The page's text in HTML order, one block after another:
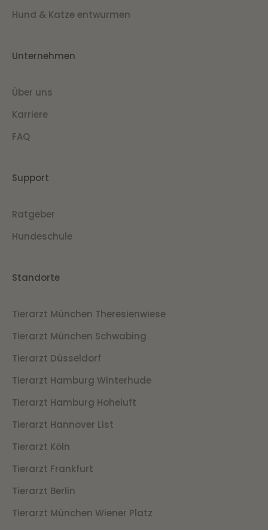
Hund & Katze entwurmen
Unternehmen
Über uns
Karriere
FAQ
Support
Ratgeber
Hundeschule
Standorte
Tierarzt München Theresienwiese
Tierarzt München Schwabing
Tierarzt Düsseldorf
Tierarzt Hamburg Winterhude
Tierarzt Hamburg Hoheluft
Tierarzt Hannover List
Tierarzt Köln
Tierarzt Frankfurt
Tierarzt Berlin
Tierarzt München Wiener Platz